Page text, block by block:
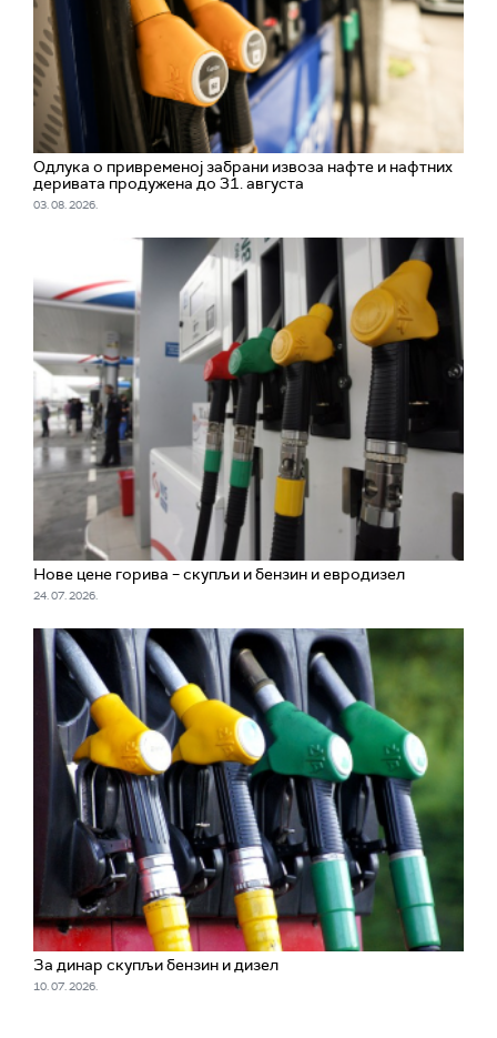
Одлука о привременој забрани извоза нафте и нафтних
деривата продужена до 31. августа
03. 08. 2026.
Нове цене горива – скупљи и бензин и евродизел
24. 07. 2026.
За динар скупљи бензин и дизел
10. 07. 2026.